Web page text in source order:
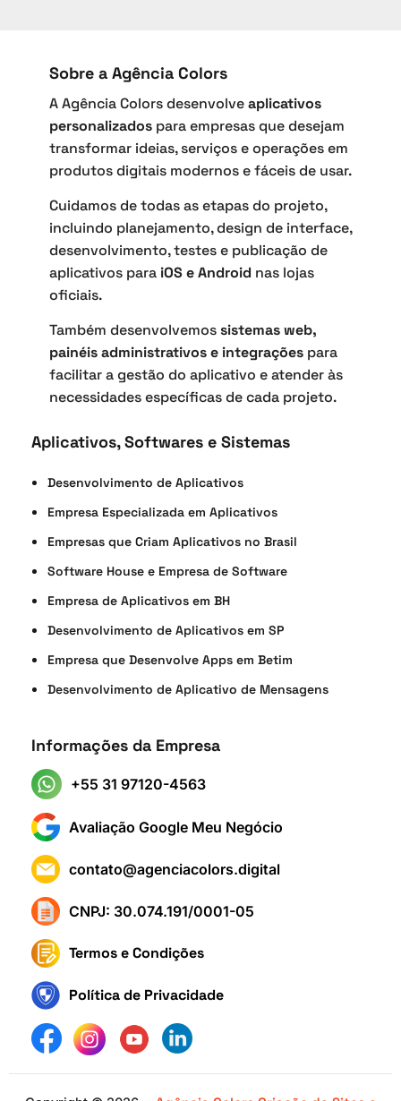
Sobre a Agência Colors
A Agência Colors desenvolveaplicativos
personalizados para empresas que desejam
transformar ideias, serviços e operações em
produtos digitais modernos e fáceis de usar.
Cuidamos de todas as etapas do projeto,
incluindo planejamento, design de interface,
desenvolvimento, testes e publicação de
aplicativos para iOS e Android nas lojas
oficiais.
Também desenvolvemossistemas web,
painéis administrativos e integrações para
facilitar a gestão do aplicativo e atender às
necessidades específicas de cada projeto.
Aplicativos, Softwares e Sistemas
Desenvolvimento de Aplicativos
Empresa Especializada em Aplicativos
Empresas que Criam Aplicativos no Brasil
Software House e Empresa de Software
Empresa de Aplicativos em BH
Desenvolvimento de Aplicativos em SP
Empresa que Desenvolve Apps em Betim
Desenvolvimento de Aplicativo de Mensagens
Informações da Empresa
+55 31 97120-4563
Avaliação Google Meu Negócio
contato@agenciacolors.digital
CNPJ: 30.074.191/0001-05
Termos e Condições
Política de Privacidade